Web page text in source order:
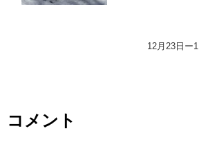
12月23日ー1
コメント